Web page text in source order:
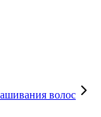
волос